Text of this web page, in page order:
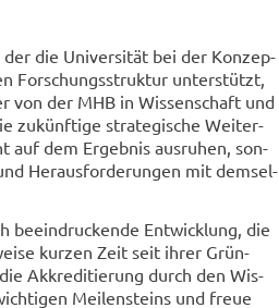
der die Uni­ver­si­tät bei der Kon­zep­
For­schungs­struk­tur un­ter­stützt,
von der MHB in Wis­sen­schaft und
zu­künf­ti­ge stra­te­gi­sche Wei­ter­
auf dem Er­geb­nis aus­ru­hen, son­
Her­aus­for­de­run­gen mit dem­sel­
be­ein­dru­cken­de Ent­wick­lung, die
kur­zen Zeit seit ihrer Grün­
Ak­kre­di­tie­rung durch den Wis­
Mei­len­steins und freue